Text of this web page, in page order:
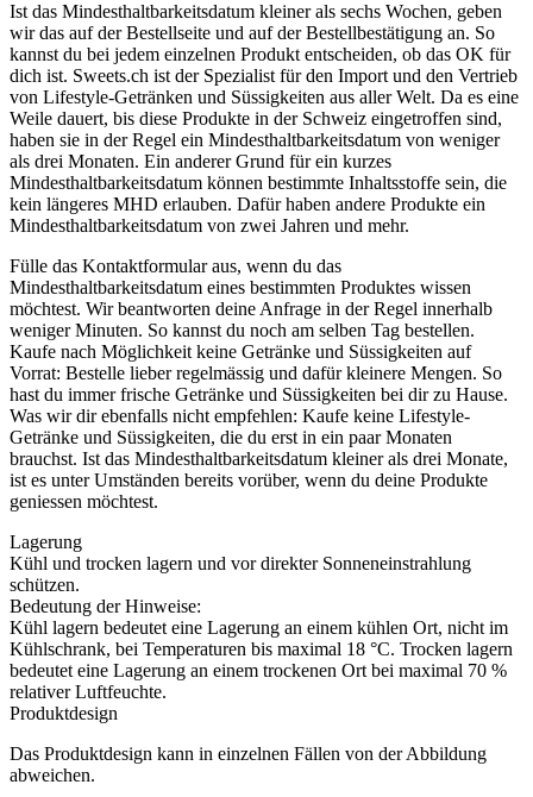
Ist das Mindesthaltbarkeitsdatum kleiner als sechs Wochen, geben
wir das auf der Bestellseite und auf der Bestellbestätigung an. So
kannst du bei jedem einzelnen Produkt entscheiden, ob das OK für
dich ist. Sweets.ch ist der Spezialist für den Import und den Vertrieb
von Lifestyle-Getränken und Süssigkeiten aus aller Welt. Da es eine
Weile dauert, bis diese Produkte in der Schweiz eingetroffen sind,
haben sie in der Regel ein Mindesthaltbarkeitsdatum von weniger
als drei Monaten. Ein anderer Grund für ein kurzes
Mindesthaltbarkeitsdatum können bestimmte Inhaltsstoffe sein, die
kein längeres MHD erlauben. Dafür haben andere Produkte ein
Mindesthaltbarkeitsdatum von zwei Jahren und mehr.
Fülle das Kontaktformular aus, wenn du das
Mindesthaltbarkeitsdatum eines bestimmten Produktes wissen
möchtest. Wir beantworten deine Anfrage in der Regel innerhalb
weniger Minuten. So kannst du noch am selben Tag bestellen.
Kaufe nach Möglichkeit keine Getränke und Süssigkeiten auf
Vorrat: Bestelle lieber regelmässig und dafür kleinere Mengen. So
hast du immer frische Getränke und Süssigkeiten bei dir zu Hause.
Was wir dir ebenfalls nicht empfehlen: Kaufe keine Lifestyle-
Getränke und Süssigkeiten, die du erst in ein paar Monaten
brauchst. Ist das Mindesthaltbarkeitsdatum kleiner als drei Monate,
ist es unter Umständen bereits vorüber, wenn du deine Produkte
geniessen möchtest.
Lagerung
Kühl und trocken lagern und vor direkter Sonneneinstrahlung
schützen.
Bedeutung der Hinweise:
Kühl lagern bedeutet eine Lagerung an einem kühlen Ort, nicht im
Kühlschrank, bei Temperaturen bis maximal 18 °C. Trocken lagern
bedeutet eine Lagerung an einem trockenen Ort bei maximal 70 %
relativer Luftfeuchte.
Produktdesign
Das Produktdesign kann in einzelnen Fällen von der Abbildung
abweichen.